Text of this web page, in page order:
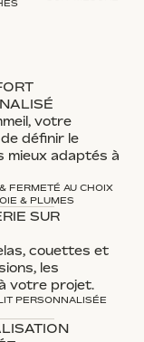
votre
définir le
mieux adaptés à
FERMETÉ AU CHOIX
& PLUMES
SUR
couettes et
les
votre projet.
PERSONNALISÉE